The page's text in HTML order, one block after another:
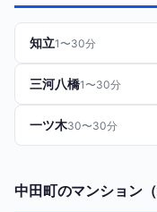
知立1〜30分
三河八橋1〜30分
一ツ木30〜30分
中田町のマンション（